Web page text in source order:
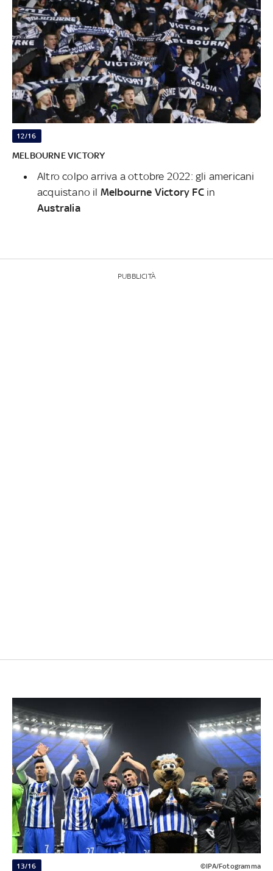
12/16
MELBOURNE VICTORY
Altro colpo arriva a ottobre 2022: gli americani
acquistano il Melbourne Victory FCin
Australia
PUBBLICITÀ
13/16 ©IPA/Fotogramma